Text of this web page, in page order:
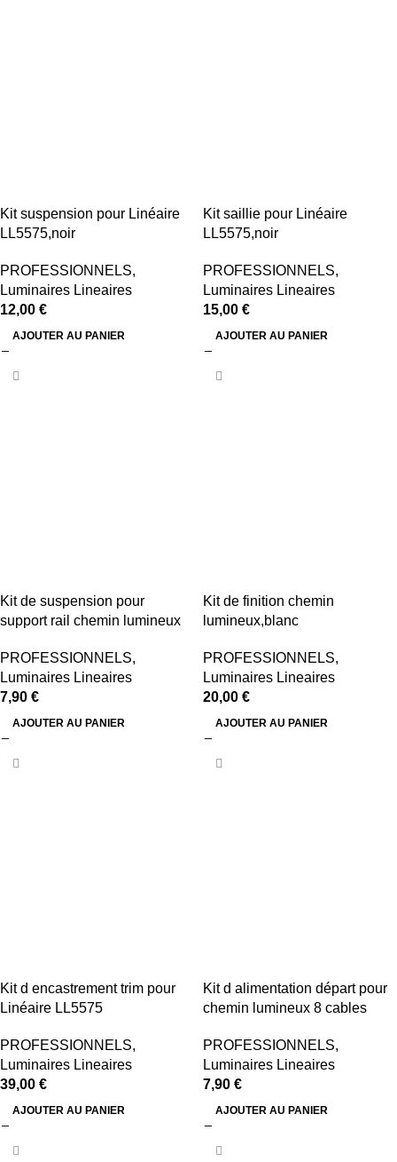
Kit suspension pour Linéaire
LL5575,noir
PROFESSIONNELS,
Luminaires Lineaires
12,00 €
AJOUTER AU PANIER
Kit saillie pour Linéaire
LL5575,noir
PROFESSIONNELS,
Luminaires Lineaires
15,00 €
AJOUTER AU PANIER
Kit de suspension pour
support rail chemin lumineux
PROFESSIONNELS,
Luminaires Lineaires
7,90 €
AJOUTER AU PANIER
Kit de finition chemin
lumineux,blanc
PROFESSIONNELS,
Luminaires Lineaires
20,00 €
AJOUTER AU PANIER
Kit d encastrement trim pour
Linéaire LL5575
PROFESSIONNELS,
Luminaires Lineaires
39,00 €
AJOUTER AU PANIER
Kit d alimentation départ pour
chemin lumineux 8 cables
PROFESSIONNELS,
Luminaires Lineaires
7,90 €
AJOUTER AU PANIER